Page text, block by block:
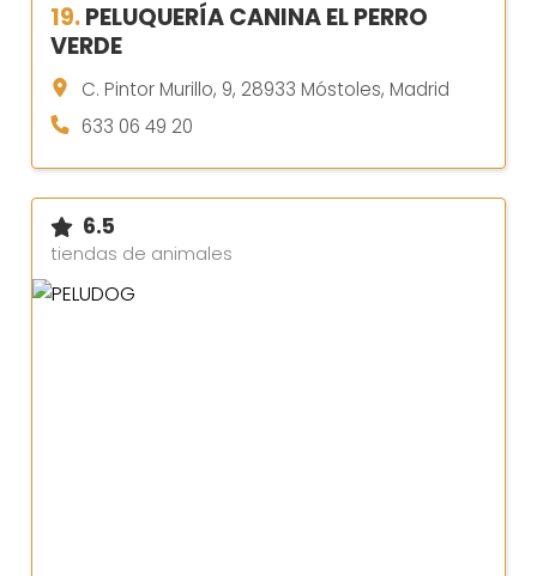
19.PELUQUERÍA CANINA EL PERRO
VERDE
C. Pintor Murillo, 9, 28933 Móstoles, Madrid
633 06 49 20
6.5
tiendas de animales